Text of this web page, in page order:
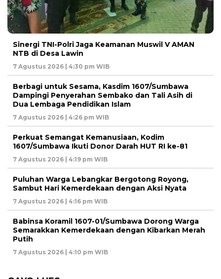
‎Sinergi TNI-Polri Jaga Keamanan Muswil V AMAN
NTB di Desa Lawin
7 Agustus 2026 | 4:30 pm WIB
Berbagi untuk Sesama, Kasdim 1607/Sumbawa
Dampingi Penyerahan Sembako dan Tali Asih di
Dua Lembaga Pendidikan Islam
7 Agustus 2026 | 4:26 pm WIB
Perkuat Semangat Kemanusiaan, Kodim
1607/Sumbawa Ikuti Donor Darah HUT RI ke-81
7 Agustus 2026 | 4:19 pm WIB
Puluhan Warga Lebangkar Bergotong Royong,
Sambut Hari Kemerdekaan dengan Aksi Nyata
7 Agustus 2026 | 4:16 pm WIB
Babinsa Koramil 1607-01/Sumbawa Dorong Warga
Semarakkan Kemerdekaan dengan Kibarkan Merah
Putih
7 Agustus 2026 | 4:10 pm WIB